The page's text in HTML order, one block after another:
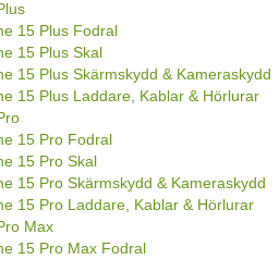
15 Plus Fodral
15 Plus Skal
15 Plus Skärmskydd & Kameraskydd
15 Plus Laddare, Kablar & Hörlurar
15 Pro Fodral
15 Pro Skal
15 Pro Skärmskydd & Kameraskydd
15 Pro Laddare, Kablar & Hörlurar
Max
15 Pro Max Fodral